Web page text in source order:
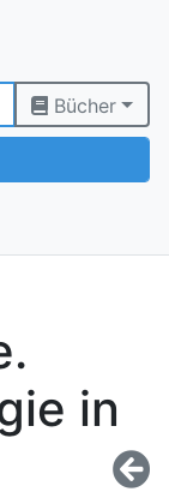
Bücher
in